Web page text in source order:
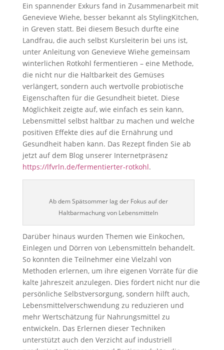
Ein spannender Exkurs fand in Zusammenarbeit mit
Genevieve Wiehe, besser bekannt als StylingKitchen,
in Greven statt. Bei diesem Besuch durfte eine
Landfrau, die auch selbst Kursleiterin bei uns ist,
unter Anleitung von Genevieve Wiehe gemeinsam
winterlichen Rotkohl fermentieren – eine Methode,
die nicht nur die Haltbarkeit des Gemüses
verlängert, sondern auch wertvolle probiotische
Eigenschaften für die Gesundheit bietet. Diese
Möglichkeit zeigte auf, wie einfach es sein kann,
Lebensmittel selbst haltbar zu machen und welche
positiven Effekte dies auf die Ernährung und
Gesundheit haben kann. Das Rezept finden Sie ab
jetzt auf dem Blog unserer Internetpräsenz
https://lfvrln.de/fermentierter-rotkohl.
Ab dem Spätsommer lag der Fokus auf der
Haltbarmachung von Lebensmitteln
Darüber hinaus wurden Themen wie Einkochen,
Einlegen und Dörren von Lebensmitteln behandelt.
So konnten die Teilnehmer eine Vielzahl von
Methoden erlernen, um ihre eigenen Vorräte für die
kalte Jahreszeit anzulegen. Dies fördert nicht nur die
persönliche Selbstversorgung, sondern hilft auch,
Lebensmittelverschwendung zu reduzieren und
mehr Wertschätzung für Nahrungsmittel zu
entwickeln. Das Erlernen dieser Techniken
unterstützt auch den Verzicht auf industriell